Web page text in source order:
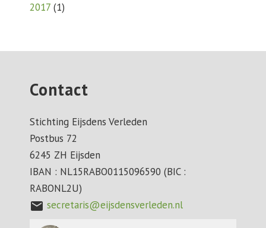
2017 (1)
Contact
Stichting Eijsdens Verleden
Postbus 72
6245 ZH Eijsden
IBAN : NL15RABO0115096590 (BIC :
RABONL2U)
mail secretaris@eijsdensverleden.nl